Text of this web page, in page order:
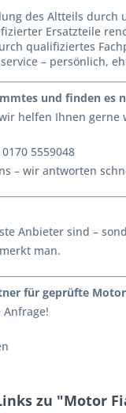
des Altteils durch
Ersatzteile
qualifiziertes
– persönlich,
und finden es
helfen Ihnen
0170 5559048
– wir antworten
Anbieter sind –
man.
für geprüfte
zu "Motor